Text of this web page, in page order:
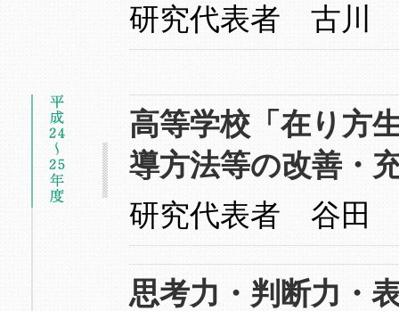
研究代表者 古川
高等学校「在り方
導方法等の改善・
研究代表者 谷田
思考力・判断力・